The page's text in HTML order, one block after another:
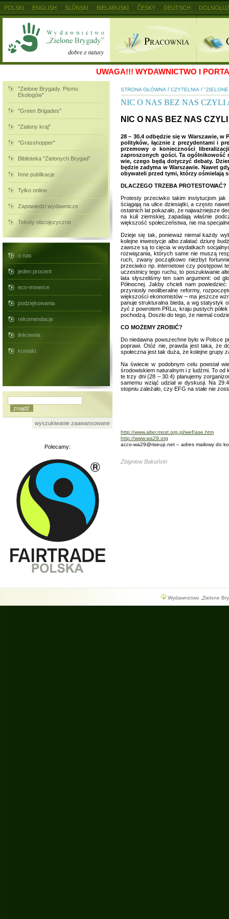
UWAGA!!! WYDAWNICTWO I
"Zielone Brygady. Pismo
Ekologów"
"Green Brigades"
"Zialony kraj"
"Grasshopper"
Biblioteka "Zielonych Brygad"
Inne publikacje
Tylko online
Zapowiedzi wydawnicze
Teksty obcojęzyczne
o nas
jeden procent
eco-mmerce
podziękowania
rekomendacje
linkownia
kontakt
wyszukiwanie zaawansowane
Polecamy:
STRONA GŁÓWNA / CZYTELNIA /
NIC O NAS BEZ NAS CZYLI
NIC O NAS BEZ NAS
28 – 30.4 odbędzie się w Warszawie,
polityków, łącznie z prezydentami i
przemowy o konieczności
zaproszonych gości. Ta ogólnikowość
wie, czego będą dotyczyć debaty.
będzie zadyma w Warszawie. Nawet
obywateli przed tymi, którzy ośmielają
DLACZEGO TRZEBA PROTESTOWAĆ?
Protesty przeciwko takim instytucjom jak
ściągają na ulice dziesiątki, a często
ostatnich lat pokazało, że najważniejsze
na kuli ziemskiej, zapadają właśnie
większość społeczeństwa, nie ma
Dzieje się tak, ponieważ niemal każdy
kolejne inwestycje albo załatać dziurę
zawsze są to cięcia w wydatkach
rozwiązania, których same nie muszą
ruch, zwany początkowo niezbyt
przeciwko np. internetowi czy postępowi
uczestnicy tego ruchu, to poszukiwanie
lata słyszeliśmy ten sam argument: od
Północnej. Jakby chcieli nam
przyniosły neoliberalne reformy,
większości ekonomistów – ma jeszcze
panuje strukturalna bieda, a wg statystyk
żyć z powrotem PRLu, kraju pustych
pochodzą. Doszło do tego, że niemal
CO MOŻEMY ZROBIĆ?
Do niedawna powszechne było w Polsce
poprawi. Otóż nie, prawda jest taka, że
społeczna jest tak duża, że kolejne grupy
Na świecie w podobnym celu powstał
środowiskiem naturalnym i z ludźmi. To
te trzy dni (28 – 30.4) planujemy
samemu wziąć udział w dyskusji. Na
stopniu zależało, czy EFG na stałe nie
http://www.alter.most.org.pl/wef/ase.htm
http://www.wa29.org
acco-wa29@riseup.net – adres mailowy do
Zbigniew Bakuński
Wydawnictwo „Zielone
POLSKI ENGLISH ŚLŮNSKI BIELARUSKI ČESKY DEUTSCH